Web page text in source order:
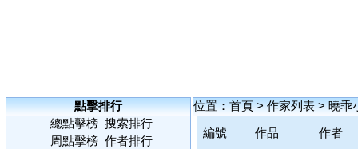
點擊排行
總點擊榜 搜索排行
周點擊榜 作者排行
位置：首頁>作家列表>曉乖
編號
作品 作者